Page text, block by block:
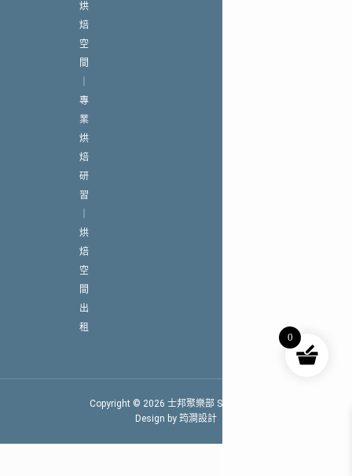
烘
焙
空
間
專
業
烘
焙
研
習
烘
焙
空
間
出
租
Copyright © 2026 士邦聚樂部 SPARCLUB
Design by 筠澗設計
0